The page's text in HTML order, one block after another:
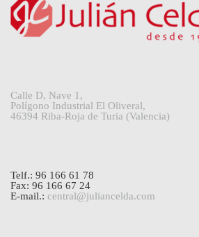
Calle D, Nave 1,
Polígono Industrial El Oliveral,
46394 Riba-Roja de Turia (Valencia)
Telf.: 96 166 61 78
Fax: 96 166 67 24
E-mail.: central@juliancelda.com